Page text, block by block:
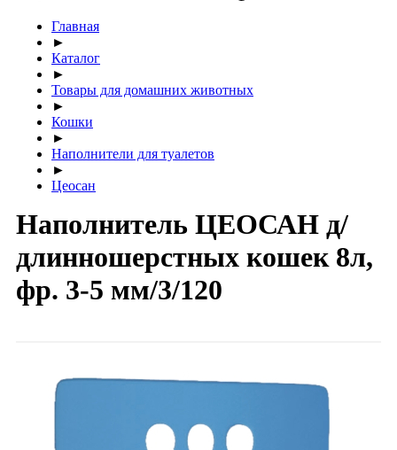
Главная
►
Каталог
►
Товары для домашних животных
►
Кошки
►
Наполнители для туалетов
►
Цеосан
Наполнитель ЦЕОСАН д/
длинношерстных кошек 8л,
фр. 3-5 мм/3/120